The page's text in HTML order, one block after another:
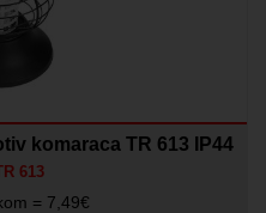
komaraca TR 613 IP44
613
= 7,49€